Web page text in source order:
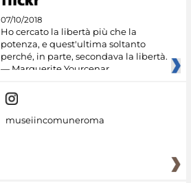
07/10/2018
Ho cercato la libertà più che la
potenza, e quest'ultima soltanto
perché, in parte, secondava la libertà.
— Marguerite Yourcenar
museiincomuneroma